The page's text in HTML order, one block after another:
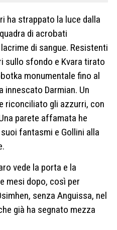
ha strappato la luce dalla
di acrobati
di sangue. Resistenti
sullo sfondo e Kvara tirato
monumentale fino al
innescato Darmian. Un
riconciliato gli azzurri, con
parete affamata he
fantasmi e Gollini alla
vede la porta e la
mesi dopo, così per
senza Anguissa, nel
già ha segnato mezza